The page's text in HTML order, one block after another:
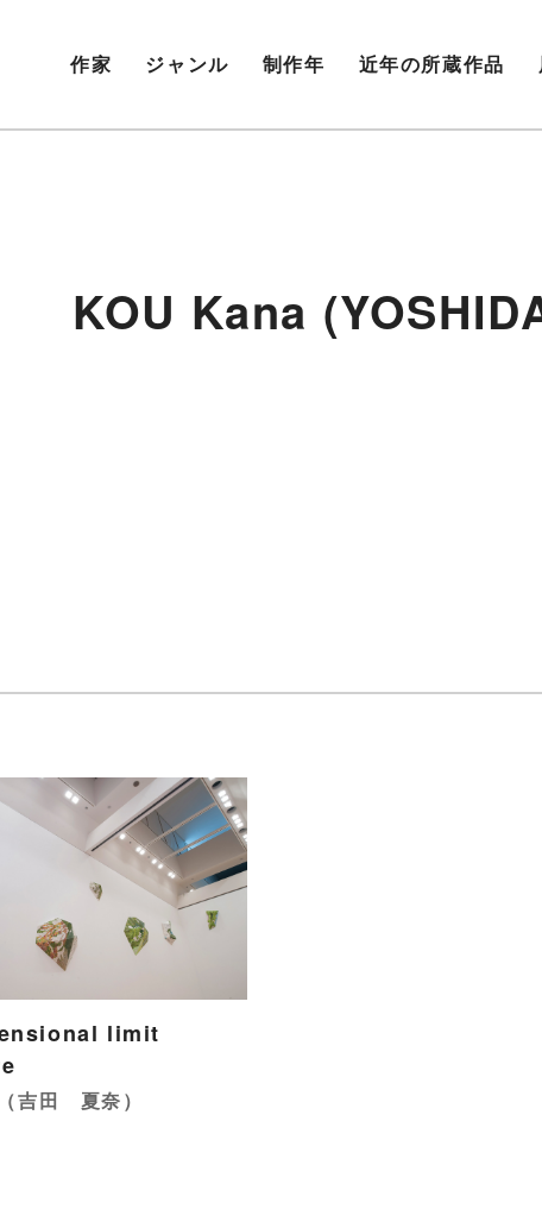
作家 ジャンル 制作年 近年の所蔵作品
KOU Kana
limit
吉田 夏奈）